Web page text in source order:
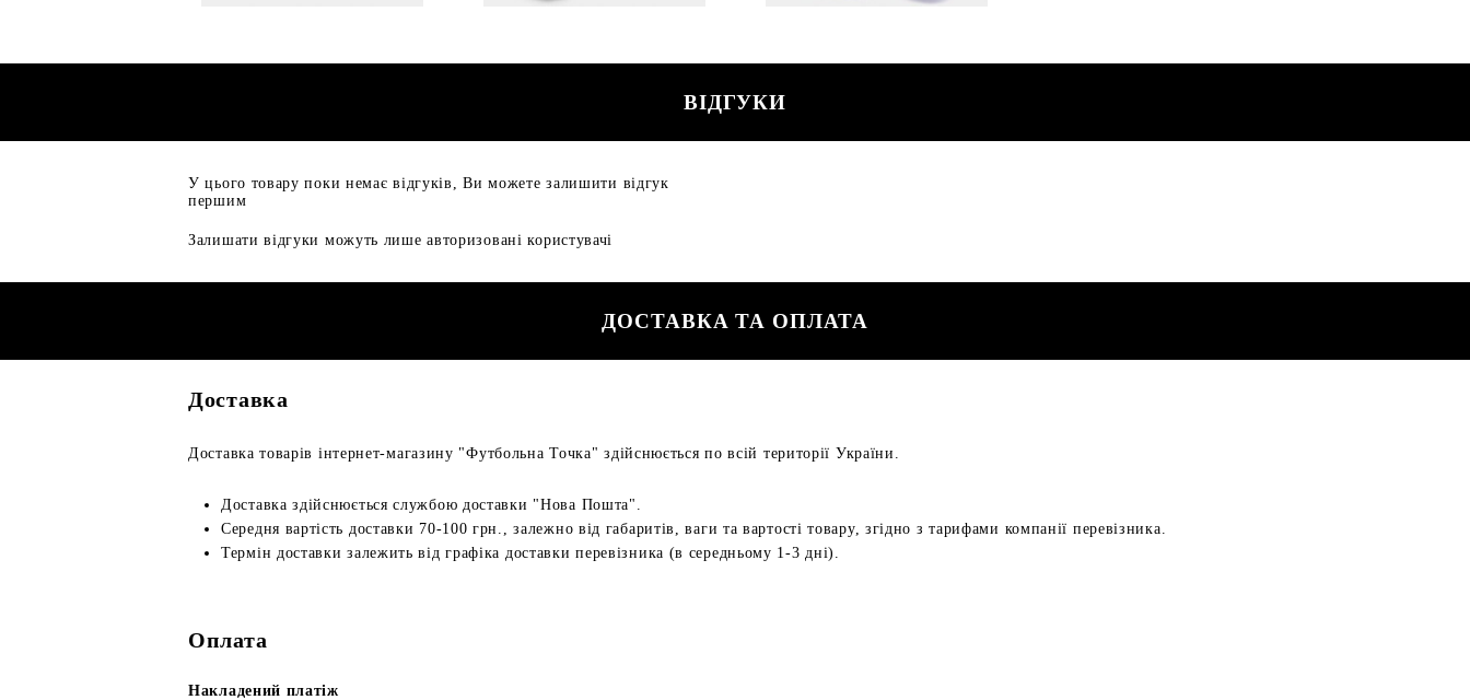
ВІДГУКИ
У цього товару поки немає відгуків, Ви можете залишити відгук
першим
Залишати відгуки можуть лише авторизовані користувачі
ДОСТАВКА ТА ОПЛАТА
Доставка
Доставка товарів інтернет-магазину "Футбольна Точка" здійснюється по всій території України.
Доставка здійснюється службою доставки "Нова Пошта".
Середня вартість доставки 70-100 грн., залежно від габаритів, ваги та вартості товару, згідно з тарифами компанії перевізника.
Термін доставки залежить від графіка доставки перевізника (в середньому 1-3 дні).
Оплата
Накладений платіж